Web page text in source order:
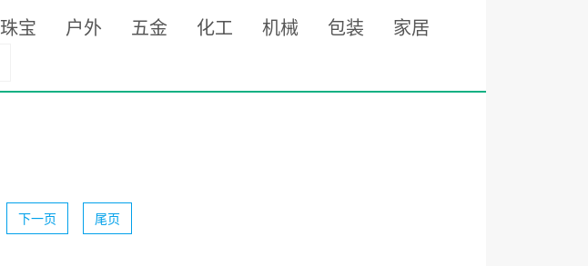
珠宝 户外 五金 化工 机械 包装
家居
下一页 尾页